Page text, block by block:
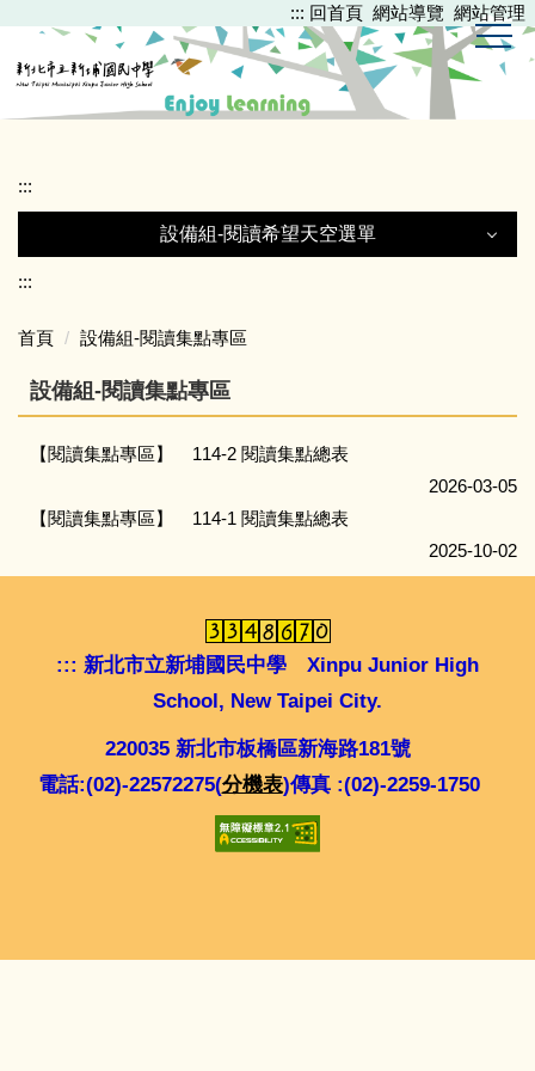
主
內
::: 回首頁 網站導覽 網站管理
:::
設備組-閱讀希望天空選單
新北市雲端圖書入口網
:::
首頁 設備組-閱讀集點專區
設備組-閱讀集點專區
【閱讀集點專區】
114-2 閱讀集點總表
2026-03-05
【閱讀集點專區】
114-1 閱讀集點總表
2025-10-02
::: 新北市立新埔國民中學 Xinpu Junior High
School, New Taipei City.
220035 新北市板橋區新海路181號
電話:(02)-22572275(分機表)傳真 :(02)-2259-1750